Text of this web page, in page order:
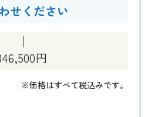
せください
円
※価格はすべて税込みです。